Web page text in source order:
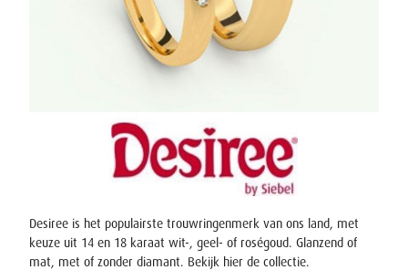
Desiree is het populairste trouwringenmerk van ons land, met
keuze uit 14 en 18 karaat wit-, geel- of roségoud. Glanzend of
mat, met of zonder diamant. Bekijk hier de collectie.